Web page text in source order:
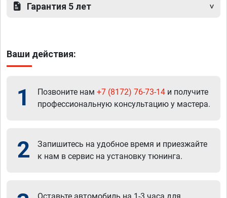
Гарантия 5 лет
Ваши действия:
1 Позвоните нам +7 (8172) 76-73-14 и получите
профессиональную консультацию у мастера.
2
Запишитесь на удобное время и приезжайте
к нам в сервис на установку тюнинга.